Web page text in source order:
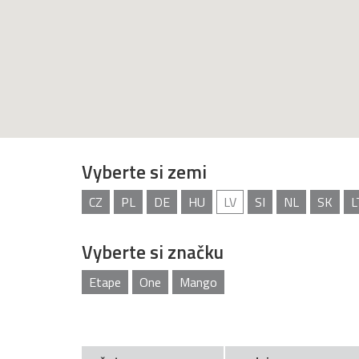
Vyberte si zemi
CZ PL DE HU LV SI NL SK
Vyberte si značku
Etape One Mango